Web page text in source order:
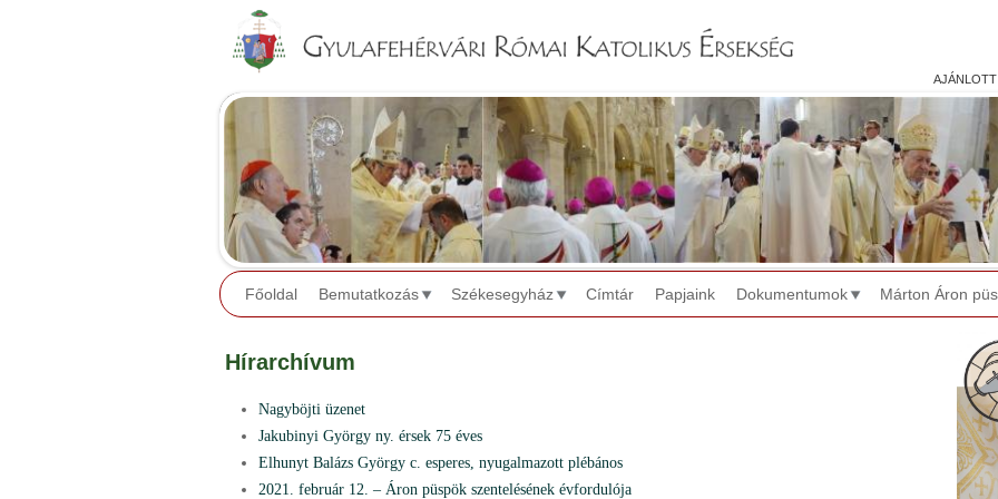
ajánlott
Főoldal Bemutatkozás Székesegyház Címtár Papjaink Dokumentumok Márton Áron
Hírarchívum
Nagyböjti üzenet
Jakubinyi György ny. érsek 75 éves
Elhunyt Balázs György c. esperes, nyugalmazott plébános
2021. február 12. – Áron püspök szentelésének évfordulója